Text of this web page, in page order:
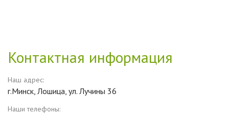
Контактная информация
Наш адрес:
г.Минск, Лошица, ул. Лучины 36
Наши телефоны: